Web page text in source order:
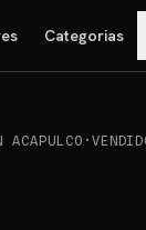
Categorias
·